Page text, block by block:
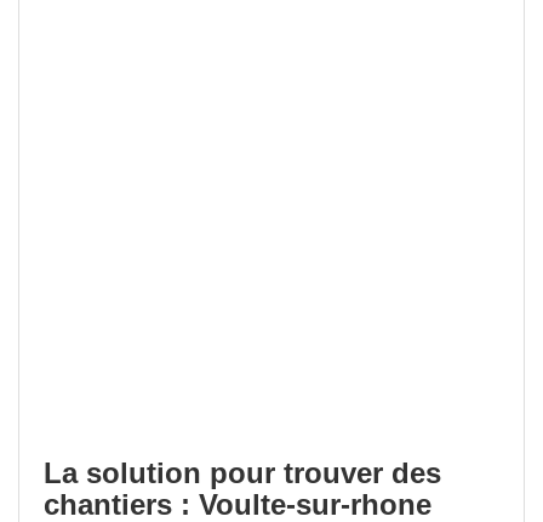
La solution pour trouver des
chantiers : Voulte-sur-rhone